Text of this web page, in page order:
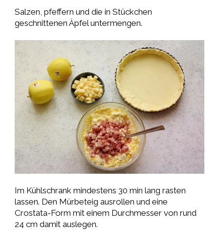
Salzen, pfeffern und die in Stückchen
geschnittenen Äpfel untermengen.
Im Kühlschrank mindestens 30 min lang rasten
lassen. Den Mürbeteig ausrollen und eine
Crostata-Form mit einem Durchmesser von rund
24 cm damit auslegen.